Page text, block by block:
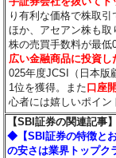
り有利な価格で株取
ほか、アセアン株も
株の売買手数料が最
広い金融商品に投資し
025年度JCSI（日本版
1位を獲得。また口座
心者には嬉しいポイン
【SBI証券の関連記事】
◆【SBI証券の特徴と
の安さは業界トップク